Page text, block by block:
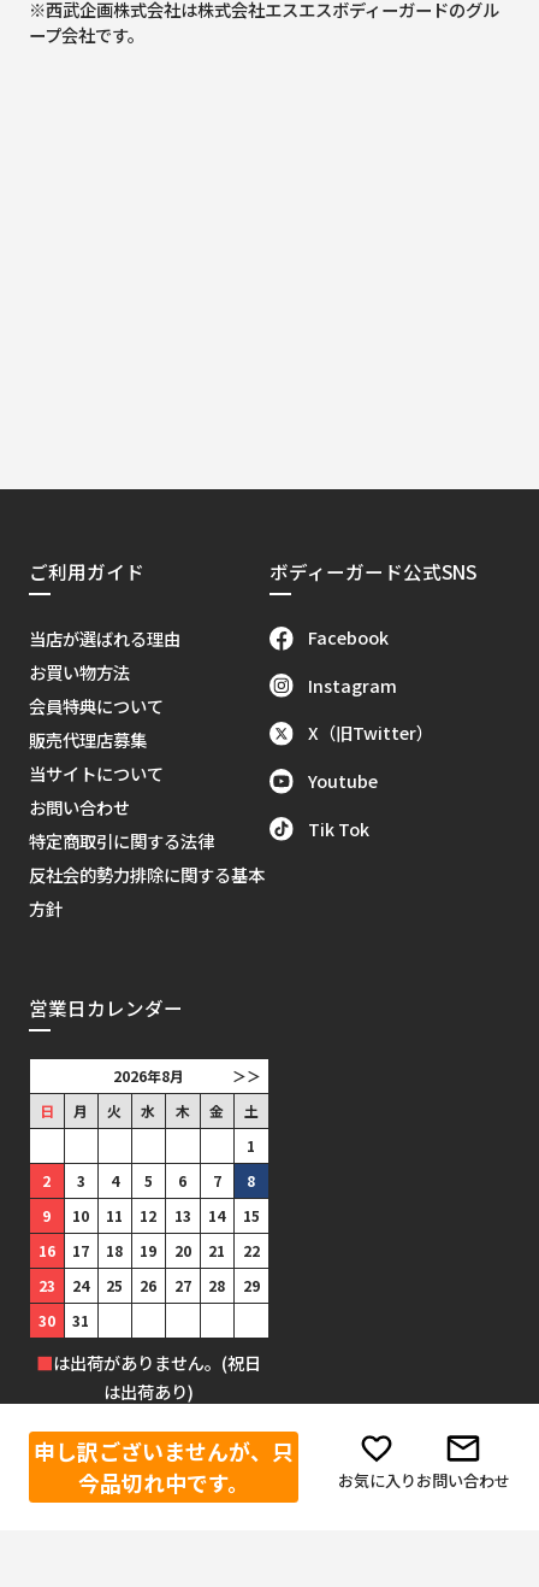
申し訳ございませんが、只
今品切れ中です。
お気に入りお問い合わせ
※西武企画株式会社は株式会社エスエスボディーガードのグル
ープ会社です。
ご利用ガイド
当店が選ばれる理由
お買い物方法
会員特典について
販売代理店募集
当サイトについて
お問い合わせ
特定商取引に関する法律
反社会的勢力排除に関する基本
方針
ボディーガード公式SNS
Facebook
Instagram
X（旧Twitter）
Youtube
Tik Tok
営業日カレンダー
＞＞
2026年8月
日
月 火 水 木 金
土
1
2
3 4 5 6 7
8
9
10 11 12 13 14
15
16
17 18 19 20 21
22
23
24 25 26 27 28
29
30
31
■は出荷がありません。(祝日
は出荷あり)
©1999-2025 防犯グッズの販売店 ボディーガード 本店